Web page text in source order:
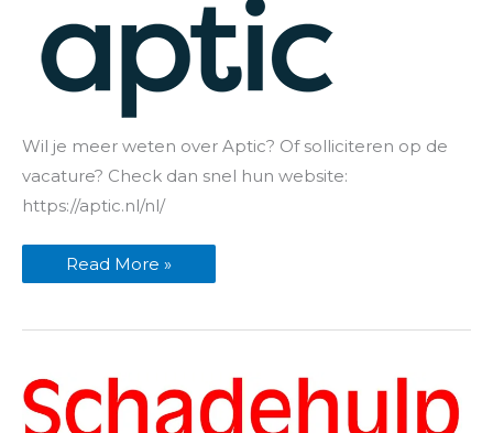
Wil je meer weten over Aptic? Of solliciteren op de
vacature? Check dan snel hun website:
https://aptic.nl/nl/
voiceover
voor
Aptic
Read More »